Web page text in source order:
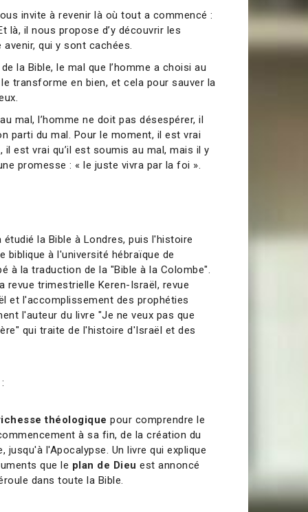
invite à revenir là où tout a commencé :
là, il nous propose d’y découvrir les
qui y sont cachées.
la Bible, le mal que l’homme a choisi au
transforme en bien, et cela pour sauver la
mal, l’homme ne doit pas désespérer, il
parti du mal. Pour le moment, il est vrai
il est vrai qu’il est soumis au mal, mais il y
promesse : « le juste vivra par la foi ».
étudié la Bible à Londres, puis l'histoire
biblique à l'université hébraïque de
à la traduction de la "Bible à la Colombe".
revue trimestrielle Keren-Israël, revue
et l'accomplissement des prophéties
l'auteur du livre "Je ne veux pas que
qui traite de l'histoire d'Israël et des
théologique pour comprendre le
à sa fin, de la création du
jusqu'à l'Apocalypse. Un livre qui explique
que le plan de Dieu est annoncé
dans toute la Bible.